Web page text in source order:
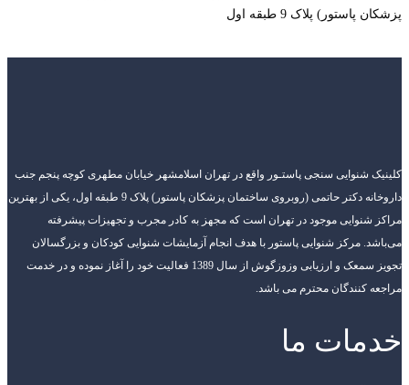
پزشکان پاستور) پلاک 9 طبقه اول
کلینیک شنوایی سنجی پاستـور واقع در تهران اسلامشهر خیابان مطهری کوچه پنجم جنب
داروخانه دکتر حاتمی (روبروی ساختمان پزشکان پاستور) پلاک 9 طبقه اول، یکی از بهترین
مراکز شنوایی موجود در تهران است که مجهز به کادر مجرب و تجهیزات پیشرفته
می‌باشد. مرکز شنوایی پاستور با هدف انجام آزمایشات شنوایی کودکان و بزرگسالان
تجویز سمعک و ارزیابی وزوزگوش از سال 1389 فعالیت خود را آغاز نموده و در خدمت
مراجعه کنندگان محترم می باشد.
خدمات ما